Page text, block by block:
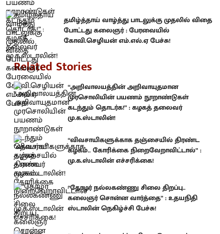
தமிழ்த்தாய் வாழ்த்து பாடலுக்கு முதலில் விதை
போட்டது கலைஞர் : பேரவையில்
கோவி.செழியன் எம்.எல்.ஏ பேச்சு!
Related Stories
“அறிவாலயத்தின் அறிவாயுதமான
முரசொலியின் பயணம் நூறாண்டுகள்
கடந்தும் தொடர்க!” : கழகத் தலைவர்
மு.க.ஸ்டாலின்!
“விவசாயிகளுக்காக தஞ்சையில் திரண்ட
கழகம்.. கோரிக்கை நிறைவேறாவிட்டால்” :
மு.க.ஸ்டாலின் எச்சரிக்கை!
“தோழர் நல்லகண்ணு சிலை திறப்பு..
கலைஞர் சொன்ன வார்த்தை” : உதயநிதி
ஸ்டாலின் நெகிழ்ச்சி பேச்சு!